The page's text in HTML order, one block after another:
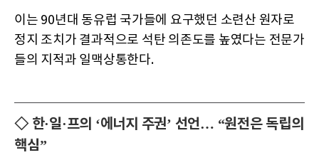
이는 90년대 동유럽 국가들에 요구했던 소련산 원자로
정지 조치가 결과적으로 석탄 의존도를 높였다는 전문가
들의 지적과 일맥상통한다.
◇ 한·일·프의 ‘에너지 주권’ 선언… “원전은 독립의
핵심”